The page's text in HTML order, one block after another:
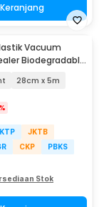
Vacuum
Biodegradable
28cm x 5m
JKTB
CKP
PBKS
Stok